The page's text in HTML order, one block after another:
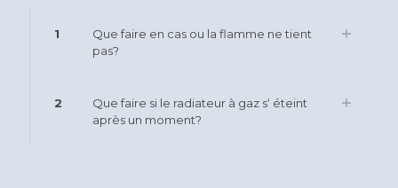
1
Que faire en cas ou la flamme ne tient
pas?
2
Que faire si le radiateur à gaz s‘ éteint
après un moment?